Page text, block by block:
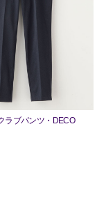
ラブパンツ・DECO